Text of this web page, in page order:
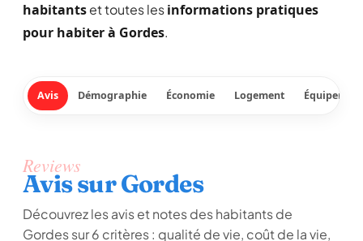
habitantset toutes lesinformations pratiques
pour habiter à Gordes.
Avis Démographie Économie Logement
Reviews
Avis sur Gordes
Découvrez les avis et notes des habitants de
Gordes sur 6 critères : qualité de vie, coût de la vie,